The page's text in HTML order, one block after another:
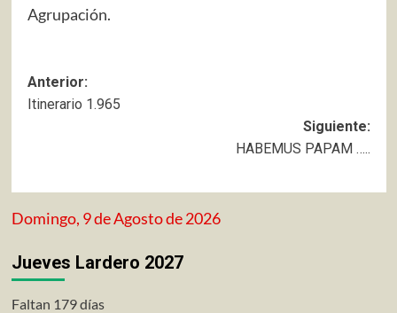
Agrupación.
Navegación
de
Anterior:
Itinerario 1.965
Siguiente:
HABEMUS PAPAM …..
Domingo, 9 de Agosto de 2026
Jueves Lardero 2027
Faltan 179 días